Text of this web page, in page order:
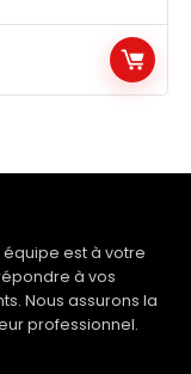
équipe est à votre
à vos
Nous assurons la
professionnel.